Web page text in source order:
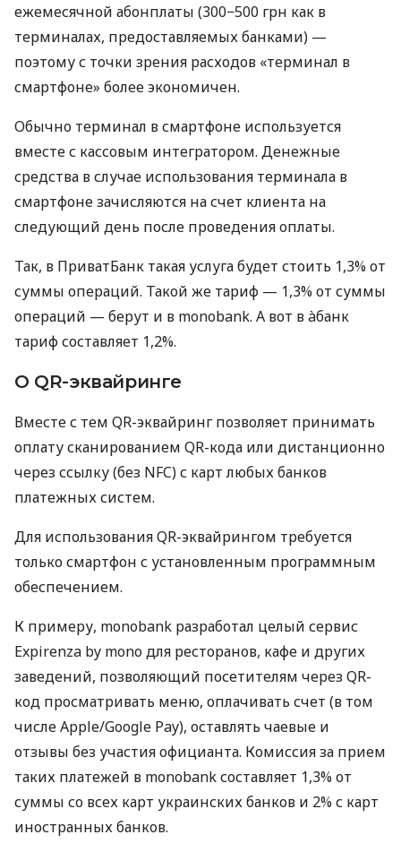
ежемесячной абонплаты (300−500 грн как в
терминалах, предоставляемых банками) —
поэтому с точки зрения расходов «терминал в
смартфоне» более экономичен.
Обычно терминал в смартфоне используется
вместе с кассовым интегратором. Денежные
средства в случае использования терминала в
смартфоне зачисляются на счет клиента на
следующий день после проведения оплаты.
Так, в ПриватБанк такая услуга будет стоить 1,3% от
суммы операций. Такой же тариф — 1,3% от суммы
операций — берут и в monobank. А вот в àбанк
тариф составляет 1,2%.
О QR-эквайринге
Вместе с тем QR-эквайринг позволяет принимать
оплату сканированием QR-кода или дистанционно
через ссылку (без NFC) с карт любых банков
платежных систем.
Для использования QR-эквайрингом требуется
только смартфон с установленным программным
обеспечением.
К примеру, monobank разработал целый сервис
Expirenza by mono для ресторанов, кафе и других
заведений, позволяющий посетителям через QR-
код просматривать меню, оплачивать счет (в том
числе Apple/Google Pay), оставлять чаевые и
отзывы без участия официанта. Комиссия за прием
таких платежей в monobank составляет 1,3% от
суммы со всех карт украинских банков и 2% с карт
иностранных банков.